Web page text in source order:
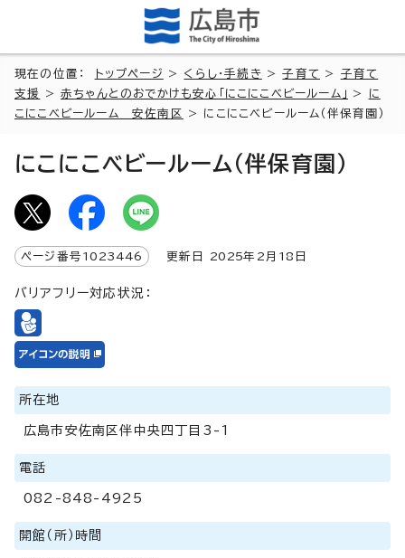
現在の位置： トップページ > くらし・手続き >子育て > 子育て
支援
>赤ちゃんとのおでかけも安心「にこにこベビールーム」 >
に
こにこベビールーム 安佐南区
> にこにこベビールーム（伴保育園）
にこにこベビールーム（伴保育園）
ページ番号 1023446 更新日 2025年2月 18 日
バリアフリー対応状況：
所在地
広島市安佐南区伴中央四丁目3-1
電話
082-848-4925
開館（所）時間